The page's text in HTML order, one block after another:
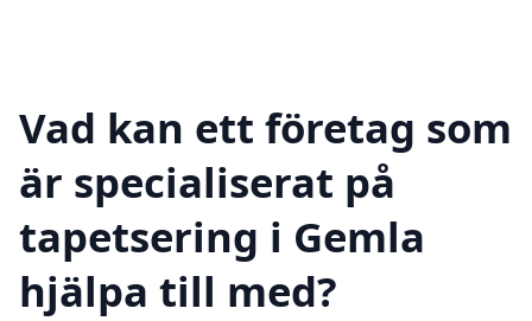
Vad kan ett företag som
är specialiserat på
tapetsering i Gemla
hjälpa till med?